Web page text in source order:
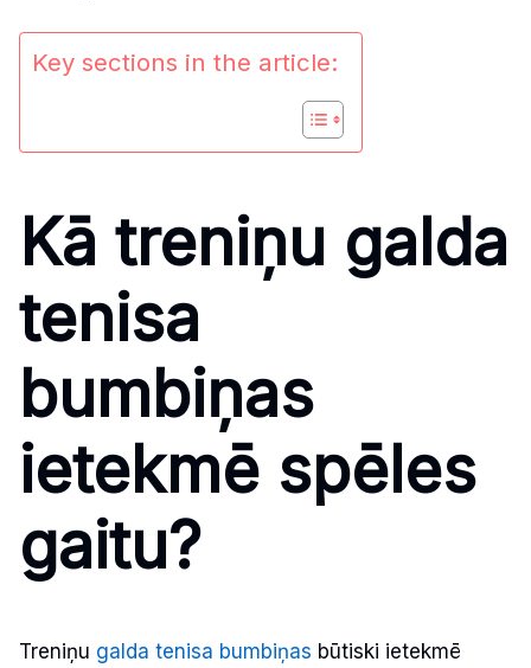
Key sections in the article:
Kā treniņu galda
tenisa
bumbiņas
ietekmē spēles
gaitu?
Treniņu galda tenisa bumbiņas būtiski ietekmē